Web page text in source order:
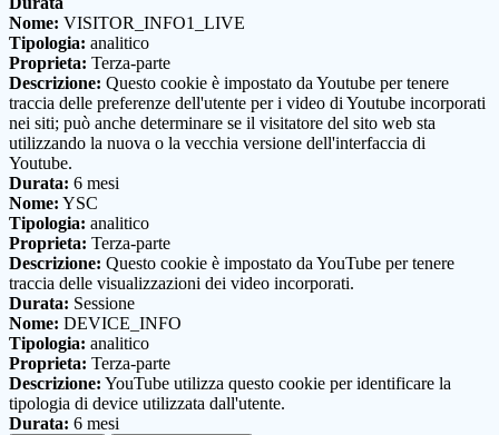
Nome: VISITOR_INFO1_LIVE
Tipologia: analitico
Proprieta: Terza-parte
Descrizione: Questo cookie è impostato da Youtube per tenere
traccia delle preferenze dell'utente per i video di Youtube incorporati
nei siti; può anche determinare se il visitatore del sito web sta
utilizzando la nuova o la vecchia versione dell'interfaccia di
Youtube.
Durata: 6 mesi
Nome: YSC
Tipologia: analitico
Proprieta: Terza-parte
Descrizione: Questo cookie è impostato da YouTube per tenere
traccia delle visualizzazioni dei video incorporati.
Durata: Sessione
Nome: DEVICE_INFO
Tipologia: analitico
Proprieta: Terza-parte
Descrizione: YouTube utilizza questo cookie per identificare la
tipologia di device utilizzata dall'utente.
Durata: 6 mesi